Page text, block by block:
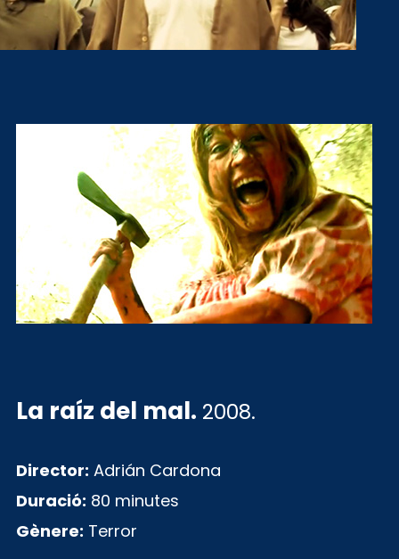
La raíz del mal. 2008.
Director: Adrián Cardona
Duració: 80 minutes
Gènere: Terror